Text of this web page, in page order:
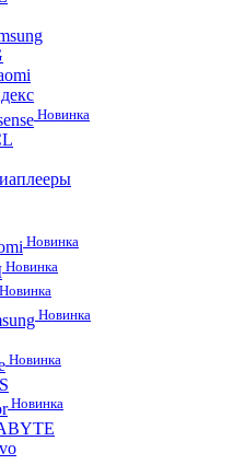
Новинка
Новинка
Новинка
Новинка
Новинка
Новинка
Новинка